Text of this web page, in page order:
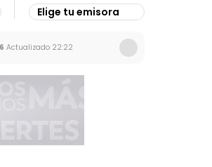
Elige tu emisora
Actualizado 22:22